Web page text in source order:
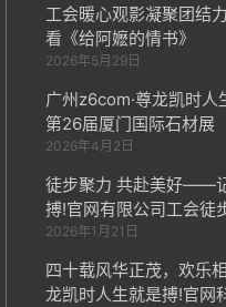
工会暖心观影凝聚团
看《给阿嬷的情书》
2026年5月29日
广州z6com·尊龙凯时
第26届厦门国际石材展
2026年4月2日
徒步聚力 共赴美好——
搏!官网有限公司工会徒
2026年1月21日
四十载风华正茂，欢乐
龙凯时人生就是搏!官网